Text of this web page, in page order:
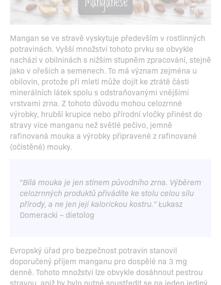
Mangan se ve stravě vyskytuje především v rostlinných
potravinách. Vyšší množství tohoto prvku se obvykle
nachází v obilninách s nižším stupněm zpracování, stejně
jako v ořeších a semenech. To má význam zejména u
obilovin, protože při mletí může dojít ke ztrátě části
minerálních látek spolu s odstraňovanými vnějšími
vrstvami zrna. Z tohoto důvodu mohou celozrnné
výrobky, hrubší krupice nebo přírodní vločky přinést do
stravy více manganu než světlé pečivo, jemně
rafinovaná mouka a výrobky připravené z rafinované
(očistěné) mouky.
"Bílá mouka je jen stínem původního zrna. Výběrem
celozrnných produktů přivádíte ke stolu celou sílu
přírody, a ne jen její kalorickou kostru."Łukasz
Domeracki – dietolog
Evropský úřad pro bezpečnost potravin stanovil
doporučený příjem manganu pro dospělé na 3 mg
denně. Tohoto množství lze obvykle dosáhnout pestrou
stravou, aniž by bylo nutné soustředit se na jeden jediný